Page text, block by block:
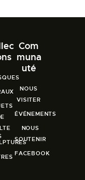
Com
muna
uté
NOUS
VISITER
ÉVÉNEMENTS
NOUS
SOUTENIR
FACEBOOK